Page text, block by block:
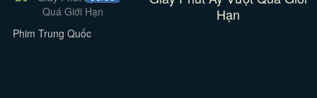
Hạn
Phim Trung Quốc